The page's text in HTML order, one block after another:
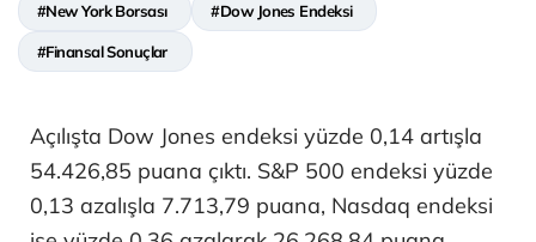
#New York Borsası #Dow Jones Endeksi
#Finansal Sonuçlar
Açılışta Dow Jones endeksi yüzde 0,14 artışla
54.426,85 puana çıktı. S&P 500 endeksi yüzde
0,13 azalışla 7.713,79 puana, Nasdaq endeksi